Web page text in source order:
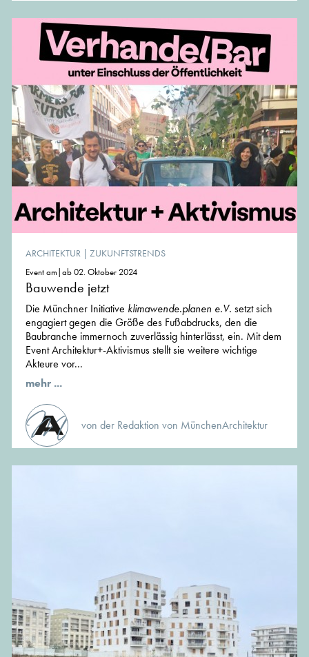
ARCHITEKTUR | ZUKUNFTSTRENDS
Event am|ab 02. Oktober 2024
Bauwende jetzt
Die Münchner Initiative klimawende.planen e.V. setzt sich
engagiert gegen die Größe des Fußabdrucks, den die
Baubranche immernoch zuverlässig hinterlässt, ein. Mit dem
Event Architektur+-Aktivismus stellt sie weitere wichtige
Akteure vor...
mehr ...
von der Redaktion von MünchenArchitektur